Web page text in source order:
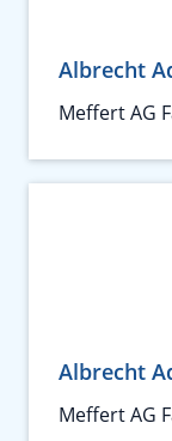
Albrecht
Meffert AG
Albrecht
Meffert AG